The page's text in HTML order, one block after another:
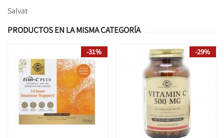
Salvat
PRODUCTOS EN LA MISMA CATEGORÍA
-31% -29%